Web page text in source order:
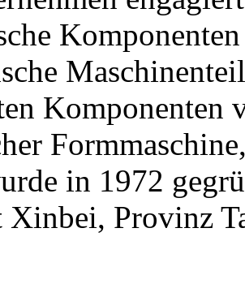
Komponenten
in 1972
Xinbei, Provinz